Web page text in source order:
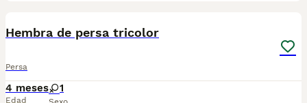
Hembra de persa tricolor
Persa
4 meses
Edad
1